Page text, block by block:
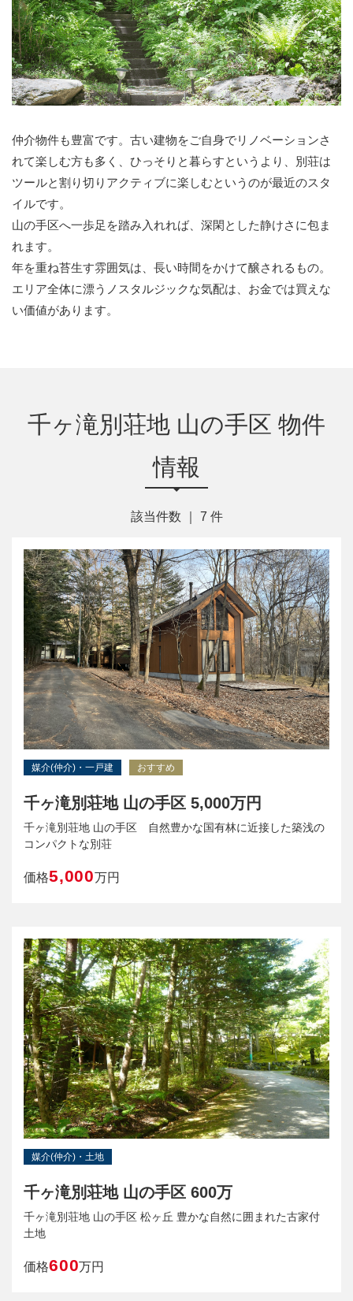
仲介物件も豊富です。古い建物をご自身でリノベーションさ
れて楽しむ方も多く、ひっそりと暮らすというより、別荘は
ツールと割り切りアクティブに楽しむというのが最近のスタ
イルです。
山の手区へ一歩足を踏み入れれば、深閑とした静けさに包ま
れます。
年を重ね苔生す雰囲気は、長い時間をかけて醸されるもの。
エリア全体に漂うノスタルジックな気配は、お金では買えな
い価値があります。
千ヶ滝別荘地 山の手区 物件
情報
該当件数 ｜ 7 件
媒介(仲介)・一戸建 おすすめ
千ヶ滝別荘地 山の手区 5,000万円
千ヶ滝別荘地 山の手区 自然豊かな国有林に近接した築浅の
コンパクトな別荘
価格5,000万円
媒介(仲介)・土地
千ヶ滝別荘地 山の手区 600万
千ヶ滝別荘地 山の手区 松ヶ丘 豊かな自然に囲まれた古家付
土地
価格600万円